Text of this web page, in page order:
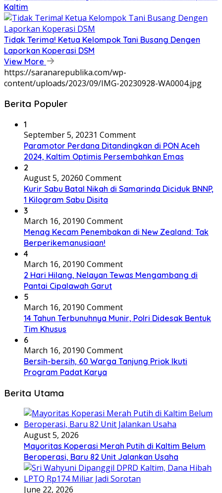
Kaltim
Tidak Terima! Ketua Kelompok Tani Busang Dengen
Laporkan Koperasi DSM
View More
https://saranarepublika.com/wp-
content/uploads/2023/09/IMG-20230928-WA0004.jpg
Berita Populer
1
September 5, 20231 Comment
Paramotor Perdana Ditandingkan di PON Aceh
2024, Kaltim Optimis Persembahkan Emas
2
August 5, 20260 Comment
Kurir Sabu Batal Nikah di Samarinda Diciduk BNNP,
1 Kilogram Sabu Disita
3
March 16, 20190 Comment
Menag Kecam Penembakan di New Zealand: Tak
Berperikemanusiaan!
4
March 16, 20190 Comment
2 Hari Hilang, Nelayan Tewas Mengambang di
Pantai Cipalawah Garut
5
March 16, 20190 Comment
14 Tahun Terbunuhnya Munir, Polri Didesak Bentuk
Tim Khusus
6
March 16, 20190 Comment
Bersih-bersih, 60 Warga Tanjung Priok Ikuti
Program Padat Karya
Berita Utama
August 5, 2026
Mayoritas Koperasi Merah Putih di Kaltim Belum
Beroperasi, Baru 82 Unit Jalankan Usaha
June 22, 2026